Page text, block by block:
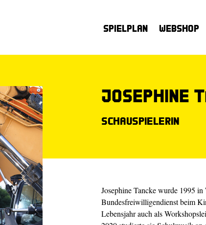
Spielplan Webshop
Josephine
Schauspielerin
Josephine Tancke wurde 1995
Bundesfreiwilligendienst beim
Lebensjahr auch als